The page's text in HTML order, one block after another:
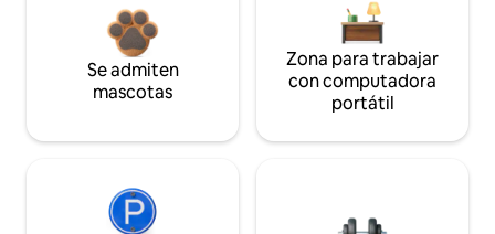
Se admiten
mascotas
Zona para trabajar
con computadora
portátil